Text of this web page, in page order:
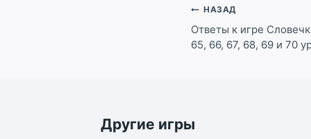
Навигация
по
записям
НАЗАД
Ответы к игре
65, 66, 67, 68, 69 и 70
Другие игры